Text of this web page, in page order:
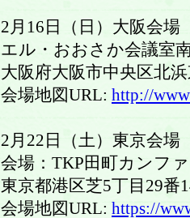
2月16日（日）大阪会
エル・おおさか会議室
大阪府大阪市中央区北
会場地図URL: http://
2月22日（土）東京会
会場：TKP田町カンフ
東京都港区芝5丁目29番
会場地図URL: https://